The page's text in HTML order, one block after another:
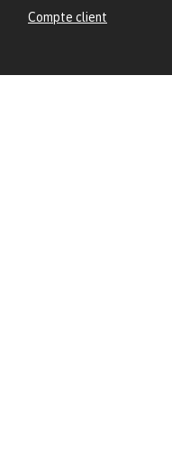
Compte client